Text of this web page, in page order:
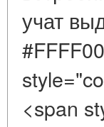
учат
<span